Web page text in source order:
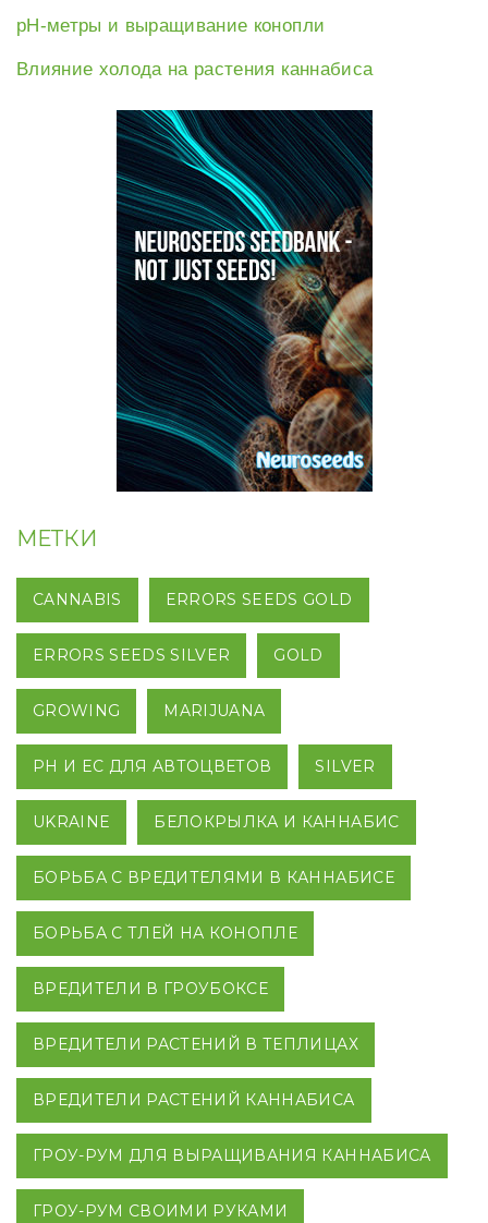
рН-метры и выращивание конопли
Влияние холода на растения каннабиса
МЕТКИ
CANNABIS ERRORS SEEDS GOLD
ERRORS SEEDS SILVER GOLD
GROWING MARIJUANA
PH И EC ДЛЯ АВТОЦВЕТОВ SILVER
UKRAINE БЕЛОКРЫЛКА И КАННАБИС
БОРЬБА С ВРЕДИТЕЛЯМИ В КАННАБИСЕ
БОРЬБА С ТЛЕЙ НА КОНОПЛЕ
ВРЕДИТЕЛИ В ГРОУБОКСЕ
ВРЕДИТЕЛИ РАСТЕНИЙ В ТЕПЛИЦАХ
ВРЕДИТЕЛИ РАСТЕНИЙ КАННАБИСА
ГРОУ-РУМ ДЛЯ ВЫРАЩИВАНИЯ КАННАБИСА
ГРОУ-РУМ СВОИМИ РУКАМИ